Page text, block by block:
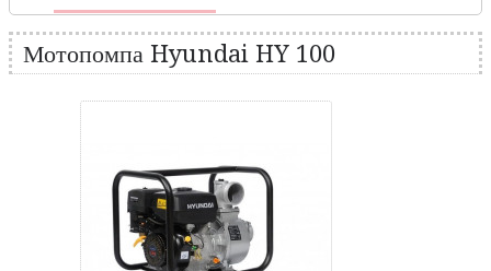
Мотопомпа Hyundai HY 100